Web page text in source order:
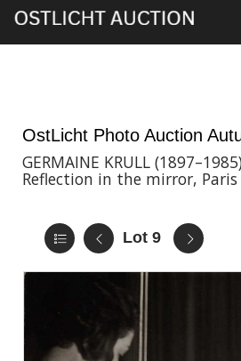
OstLicht Photo Auction
GERMAINE KRULL
Reflection in the mirror, Paris
Lot 9